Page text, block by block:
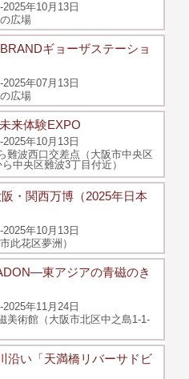
年10月13日
広場
ギョーザステーショ
年07月13日
広場
来体験EXPO
年10月13日
難波西口交差点（大阪市中央区
中央区難波3丁目付近）
・関西万博（2025年日本
年10月13日
此花区夢洲）
東アジアの青磁のき
年11月24日
美術館（大阪市北区中之島1-1-
沿い「天満橋リバーサドビ